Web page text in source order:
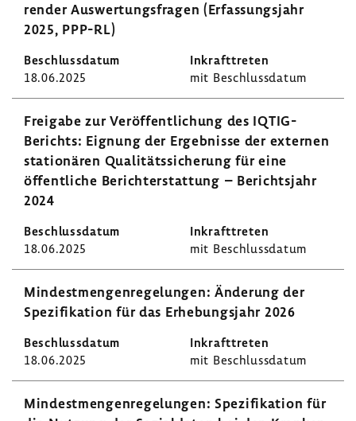
render Auswer­tungs­fragen (Erfas­sungs­jahr
2025, PPP-RL)
18.06.2025 mit Beschluss­datum
Frei­gabe zur Veröf­fent­li­chung des IQTIG-​
Berichts: Eignung der Ergeb­nisse der externen
statio­nären Quali­täts­si­che­rung für eine
öffent­liche Bericht­erstat­tung – Berichts­jahr
2024
18.06.2025 mit Beschluss­datum
Mindest­men­gen­re­ge­lungen: Ände­rung der
Spezi­fi­ka­tion für das Erhe­bungs­jahr 2026
18.06.2025 mit Beschluss­datum
Mindest­men­gen­re­ge­lungen: Spezi­fi­ka­tion für